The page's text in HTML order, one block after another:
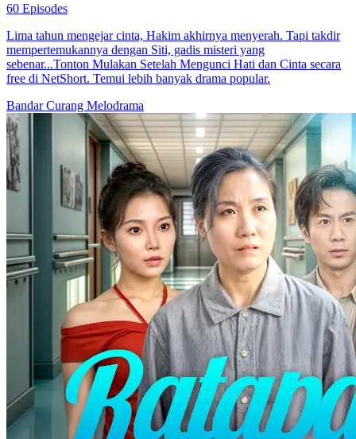
Kala Penyesalan Mengetuk Hati
Sejak kecil, Wenny diabaikan oleh ayahnya yang lebih menyayangi
adik tirinya. Setelah dewasa, dia memilih Haris sebagai pengawal
pribadinya. Perlahan, Wenny jatuh cinta padanya dan mulai
mendekatinya selama lebih dari tiga bulan. Namun, Haris tetap tidak
tertarik, bahkan melukai hati Wenny. Hingga akhirnya, Wenny tahu
bahwa Haris mendekatinya hanya untuk memenangkan hati adik
tirinya. Akhirnya, Wenny patah hati dan memilih menikah dengan
putra bangsawan yang lumpuh...
Love TriangleHistorical
Tunangan yang dikunci
63 Episodes
Vitan, seorang bos mafia, mengunci tunangannya, Emily, di loteng.
Asistennya, Ellie, yang mirip Emily, yakin Vitan menci...Tonton
Tunangan yang dikunci secara gratis di NetShort. Temukan lebih
banyak drama populer.
Perkotaan